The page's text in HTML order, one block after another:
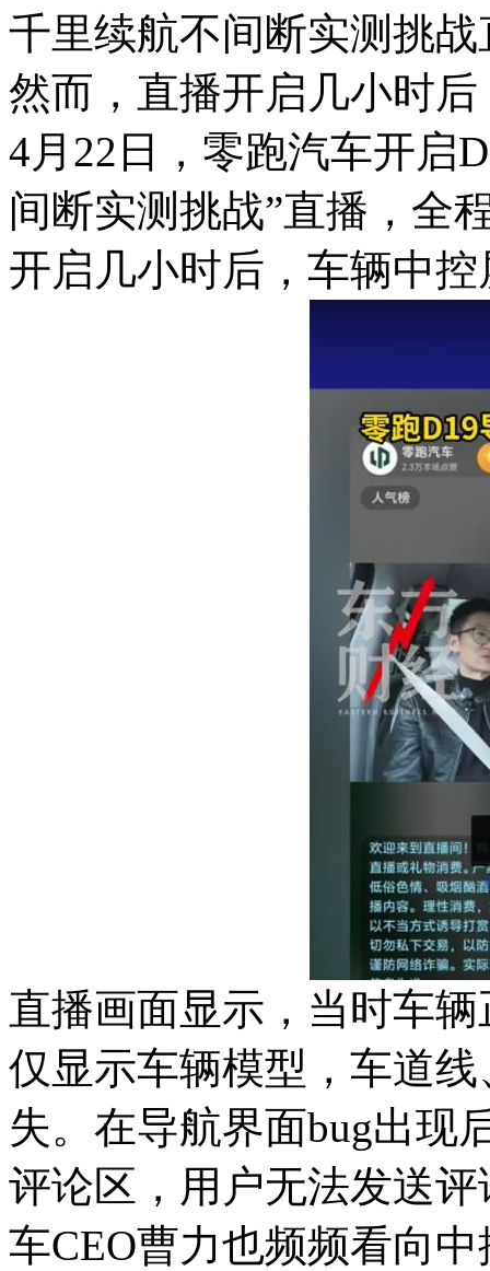
千里续航不间断实测挑
然而，直播开启几小时
4月22日，零跑汽车开启
间断实测挑战”直播，全
开启几小时后，车辆中
直播画面显示，当时车
仅显示车辆模型，车道
失。在导航界面bug出现
评论区，用户无法发送
车CEO曹力也频频看向